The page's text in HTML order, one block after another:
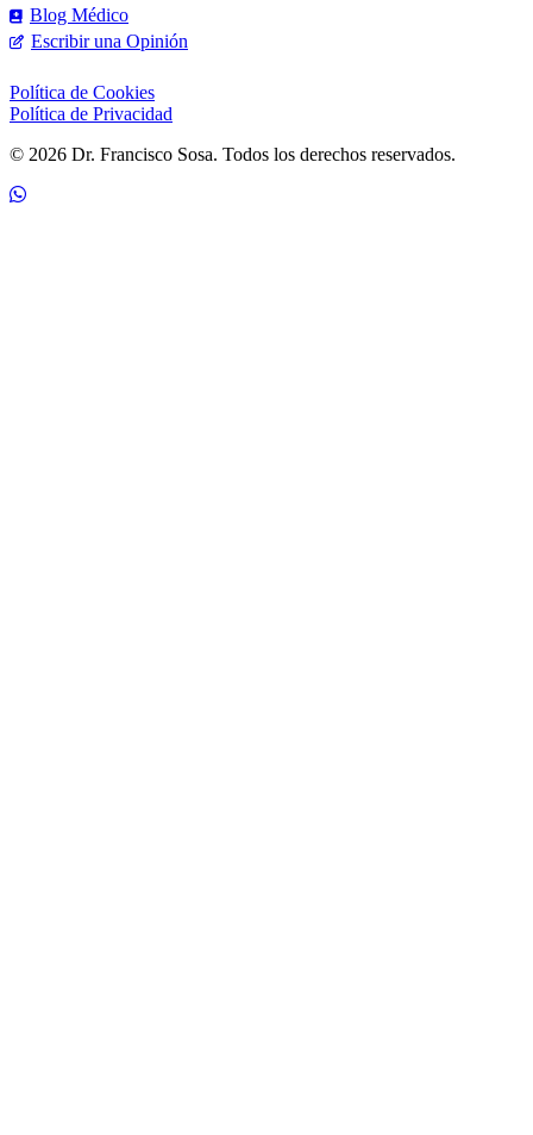
Blog Médico
Escribir una Opinión
Política de Cookies
Política de Privacidad
© 2026 Dr. Francisco Sosa. Todos los derechos reservados.